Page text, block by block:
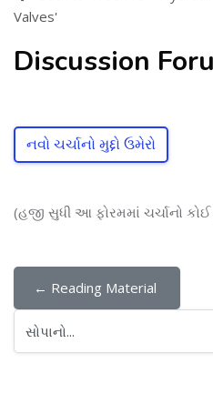
Valves'
Discussion
નવો ચર્ચાનો મુદ્દો ઉમેરો
(હજી સુધી આ ફોરમમાં ચર્ચાનો કોઈ
← Reading Material
સોપાનો...